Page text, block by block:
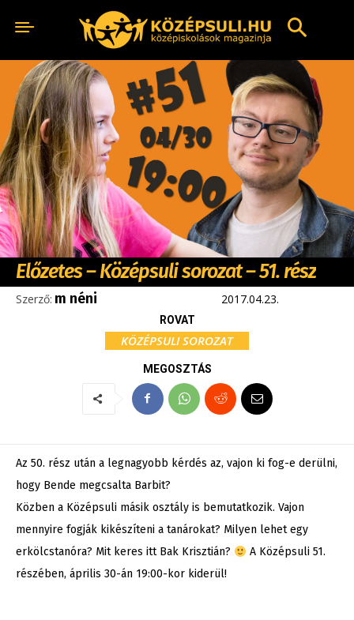
Előzetes – Középsuli sorozat – 51. rész
Szerző: m néni 2017.04.23.
ROVAT
KÖZÉPSULI SOROZAT
MEGOSZTÁS
Az 50. rész után a legnagyobb kérdés az, vajon ki fog-e derülni,
hogy Bende megcsalta Barbit?
Közben a Középsuli másik osztály is bemutatkozik. Vajon
mennyire fogják kikészíteni a tanárokat? Milyen lehet egy
erkölcstanóra? Mit keres itt Bak Krisztián?
A Középsuli 51.
részében, április 30-án 19:00-kor kiderül!